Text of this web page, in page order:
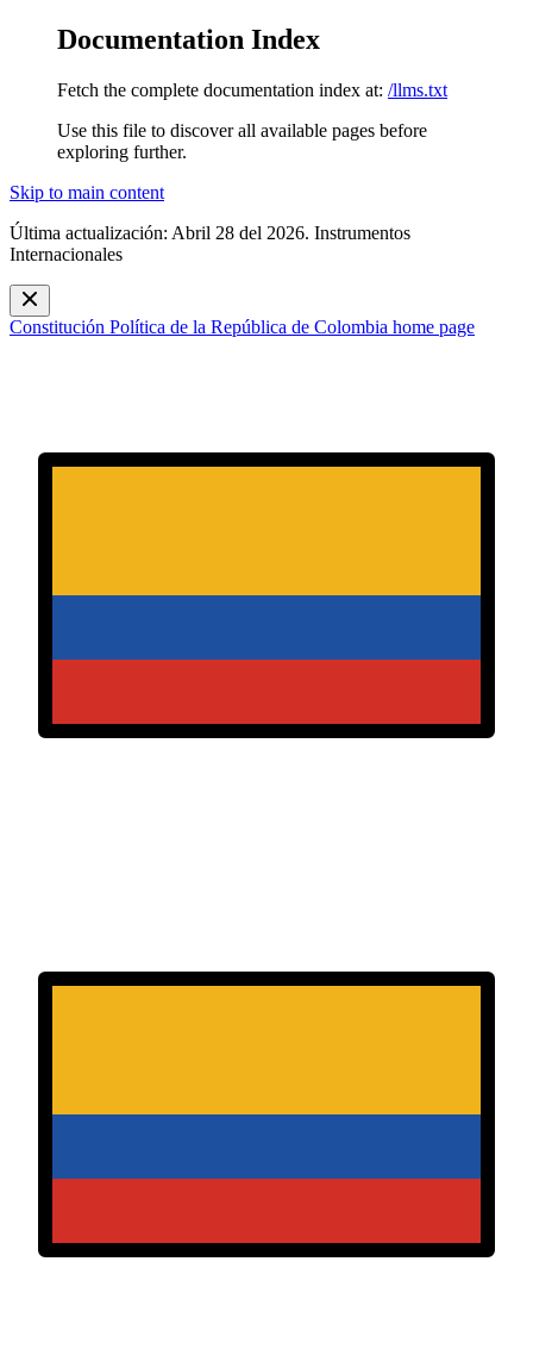
Documentation Index
Fetch the complete documentation index at: /llms.txt
Use this file to discover all available pages before
exploring further.
Skip to main content
Última actualización: Abril 28 del 2026. Instrumentos
Internacionales
Constitución Política de la República de Colombia home page